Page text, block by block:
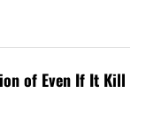
of Even If It Kill